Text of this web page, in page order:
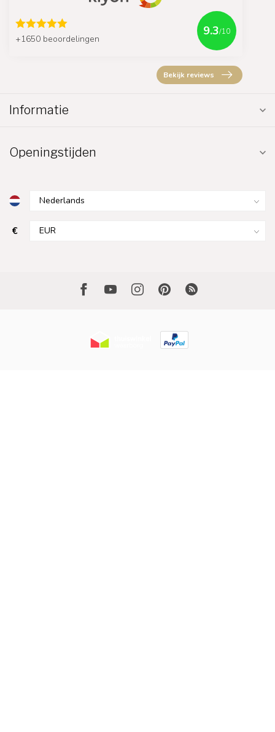
+1650 beoordelingen
9.3/10
Bekijk reviews
Informatie
Openingstijden
€